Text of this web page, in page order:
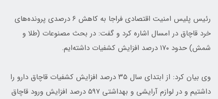
رئیس پلیس امنیت اقتصادی فراجا به کاهش ۶ درصدی پرونده‌های
خرد قاچاق در امسال اشاره کرد و گفت: در بحث مصنوعات (طلا و
شمش) حدود ۱۷۰ درصد افزایش کشفیات داشته‌ایم.
وی بیان کرد: از ابتدای سال ۳۵ درصد افزایش کشفیات قاچاق دارو را
داشتیم و در لوازم آرایشی و بهداشتی ۵۹۷ درصد افزایش ورود قاچاق